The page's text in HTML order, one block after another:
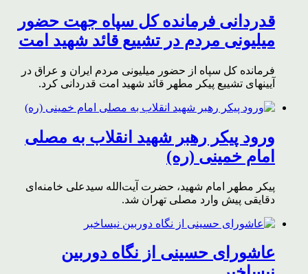
قدردانی فرمانده کل سپاه جهت حضور
میلیونی مردم در تشییع قائد شهید امت
فرمانده کل سپاه از حضور میلیونی مردم ایران و عراق در
آیینهای تشییع پیکر مطهر قائد شهید امت قدردانی کرد.
ورود پیکر رهبر شهید انقلاب به مصلی
امام خمینی (ره)
پیکر مطهر امام شهید،‌ حضرت آیت‌الله سیدعلی خامنه‌ای
دقایقی پیش وارد مصلی تهران شد.
عاشورای حسینی از نگاه دوربین